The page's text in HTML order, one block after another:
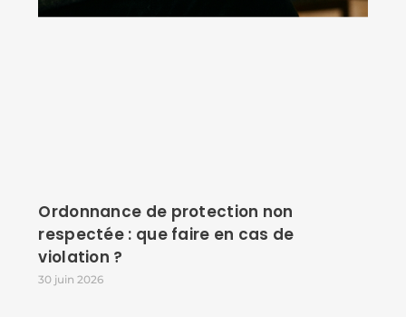
Ordonnance de protection non
respectée : que faire en cas de
violation ?
30 juin 2026